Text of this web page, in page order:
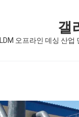
갤
LDM 오프라인 데싱 산업